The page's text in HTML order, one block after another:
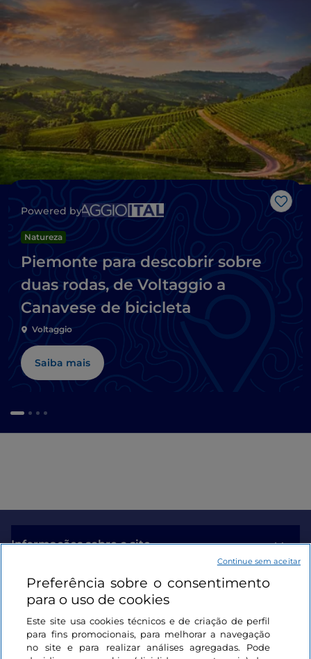
Powered by
Natureza
Piemonte para descobrir sobre
duas rodas, de Voltaggio a
Canavese de bicicleta
Voltaggio
Saiba mais
Informações sobre o site
Ligações úteis
Iniciar sessão
Mantenha-se em contacto
Preferência sobre o consentimento
para o uso de cookies
Este site usa cookies técnicos e de criação de perfil
para fins promocionais, para melhorar a navegação
no site e para realizar análises agregadas. Pode
Continue sem aceitar